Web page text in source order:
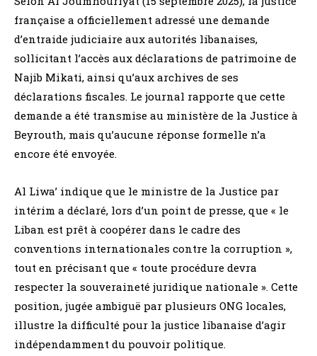
française a officiellement adressé une demande
d’entraide judiciaire aux autorités libanaises,
sollicitant l’accès aux déclarations de patrimoine de
Najib Mikati, ainsi qu’aux archives de ses
déclarations fiscales. Le journal rapporte que cette
demande a été transmise au ministère de la Justice à
Beyrouth, mais qu’aucune réponse formelle n’a
encore été envoyée.
Al Liwa’ indique que le ministre de la Justice par
intérim a déclaré, lors d’un point de presse, que « le
Liban est prêt à coopérer dans le cadre des
conventions internationales contre la corruption »,
tout en précisant que « toute procédure devra
respecter la souveraineté juridique nationale ». Cette
position, jugée ambiguë par plusieurs ONG locales,
illustre la difficulté pour la justice libanaise d’agir
indépendamment du pouvoir politique.